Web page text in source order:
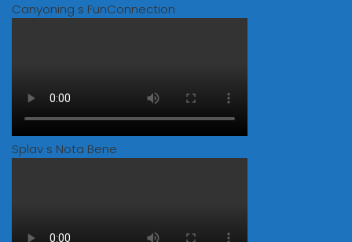
Canyoning s FunConnection
Splav s Nota Bene